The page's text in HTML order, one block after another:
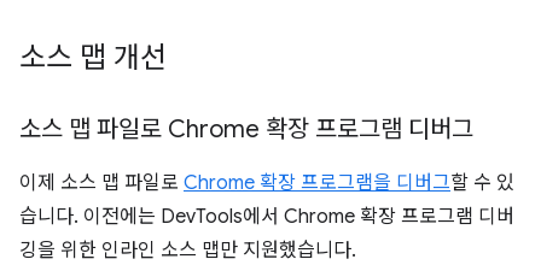
소스 맵 개선
소스 맵 파일로 Chrome 확장 프로그램 디버그
이제 소스 맵 파일로 Chrome 확장 프로그램을 디버그할 수 있
습니다. 이전에는 DevTools에서 Chrome 확장 프로그램 디버
깅을 위한 인라인 소스 맵만 지원했습니다.